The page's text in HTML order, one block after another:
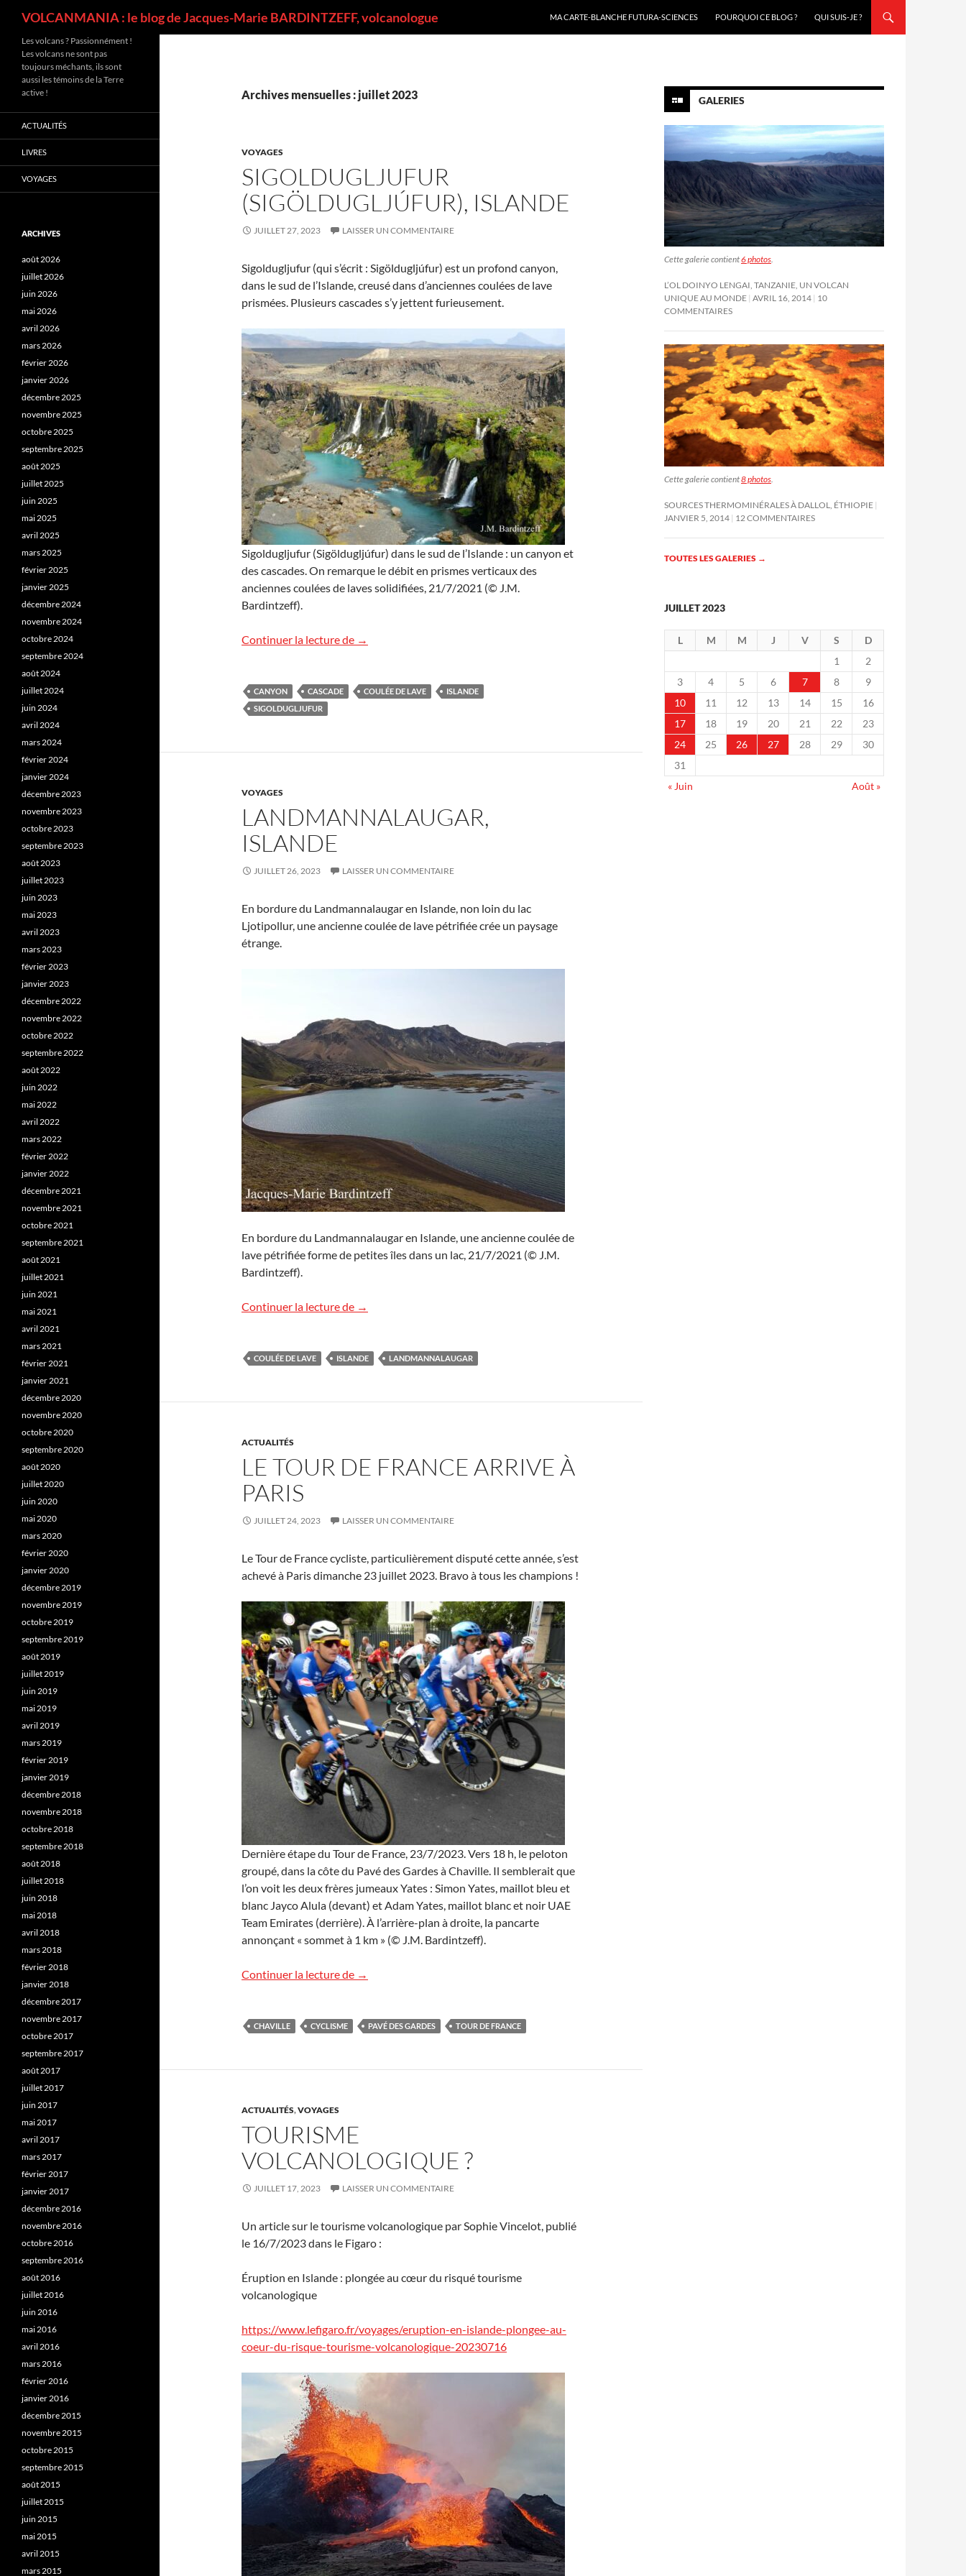
VOLCANMANIA : le blog de Jacques-Marie BARDINTZEFF, volcanologue
MA CARTE-BLANCHE FUTURA-SCIENCES
POURQUOI CE BLOG ? QUI SUIS-JE ?
Archives mensuelles : juillet 2023
VOYAGES
SIGOLDUGLJUFUR
(SIGÖLDUGLJÚFUR), ISLANDE
JUILLET 27, 2023 LAISSER UN COMMENTAIRE
Sigoldugljufur (qui s’écrit : Sigöldugljúfur) est un profond canyon,
dans le sud de l’Islande, creusé dans d’anciennes coulées de lave
prismées. Plusieurs cascades s’y jettent furieusement.
Sigoldugljufur (Sigöldugljúfur) dans le sud de l’Islande : un canyon et
des cascades. On remarque le débit en prismes verticaux des
anciennes coulées de laves solidifiées, 21/7/2021 (© J.M.
Bardintzeff).
Continuer la lecture de Sigoldugljufur (Sigöldugljúfur), Islande
→
CANYON CASCADE COULÉE DE LAVE
ISLANDE
SIGOLDUGLJUFUR
VOYAGES
LANDMANNALAUGAR,
ISLANDE
JUILLET 26, 2023 LAISSER UN COMMENTAIRE
En bordure du Landmannalaugar en Islande, non loin du lac
Ljotipollur, une ancienne coulée de lave pétrifiée crée un paysage
étrange.
En bordure du Landmannalaugar en Islande, une ancienne coulée de
lave pétrifiée forme de petites îles dans un lac, 21/7/2021 (© J.M.
Bardintzeff).
Continuer la lecture de Landmannalaugar, Islande
→
COULÉE DE LAVE ISLANDE LANDMANNALAUGAR
ACTUALITÉS
LE TOUR DE FRANCE ARRIVE À
PARIS
JUILLET 24, 2023 LAISSER UN COMMENTAIRE
Le Tour de France cycliste, particulièrement disputé cette année, s’est
achevé à Paris dimanche 23 juillet 2023. Bravo à tous les champions !
Dernière étape du Tour de France, 23/7/2023. Vers 18 h, le peloton
groupé, dans la côte du Pavé des Gardes à Chaville. Il semblerait que
l’on voit les deux frères jumeaux Yates : Simon Yates, maillot bleu et
blanc Jayco Alula (devant) et Adam Yates, maillot blanc et noir UAE
Team Emirates (derrière). À l’arrière-plan à droite, la pancarte
annonçant « sommet à 1 km » (© J.M. Bardintzeff).
Continuer la lecture de Le Tour de France arrive à Paris
→
CHAVILLE CYCLISME PAVÉ DES GARDES TOUR DE FRANCE
ACTUALITÉS,VOYAGES
TOURISME
VOLCANOLOGIQUE ?
JUILLET 17, 2023 LAISSER UN COMMENTAIRE
Un article sur le tourisme volcanologique par Sophie Vincelot, publié
le 16/7/2023 dans le Figaro :
Éruption en Islande : plongée au cœur du risqué tourisme
volcanologique
https://www.lefigaro.fr/voyages/eruption-en-islande-plongee-au-
coeur-du-risque-tourisme-volcanologique-20230716
GALERIES
Cette galerie contient6 photos.
L’OL DOINYO LENGAI, TANZANIE, UN VOLCAN
UNIQUE AU MONDE AVRIL 16, 2014 10
COMMENTAIRES
Cette galerie contient8 photos
SOURCES THERMOMINÉRALES À DALLOL, ÉTHIOPIE
JANVIER 5, 2014 12 COMMENTAIRES
TOUTES LES GALERIES →
JUILLET 2023
L M M J V S
D
1
2
3
4 5 6 7 8
9
10
11 12 13 14 15
16
17
18 19 20 21 22
23
24
25 26 27 28 29
30
31
« Juin
Août »
Les volcans ? Passionnément !
Les volcans ne sont pas
toujours méchants, ils sont
aussi les témoins de la Terre
active !
ACTUALITÉS
LIVRES
VOYAGES
ARCHIVES
août 2026
juillet 2026
juin 2026
mai 2026
avril 2026
mars 2026
février 2026
janvier 2026
décembre 2025
novembre 2025
octobre 2025
septembre 2025
août 2025
juillet 2025
juin 2025
mai 2025
avril 2025
mars 2025
février 2025
janvier 2025
décembre 2024
novembre 2024
octobre 2024
septembre 2024
août 2024
juillet 2024
juin 2024
avril 2024
mars 2024
février 2024
janvier 2024
décembre 2023
novembre 2023
octobre 2023
septembre 2023
août 2023
juillet 2023
juin 2023
mai 2023
avril 2023
mars 2023
février 2023
janvier 2023
décembre 2022
novembre 2022
octobre 2022
septembre 2022
août 2022
juin 2022
mai 2022
avril 2022
mars 2022
février 2022
janvier 2022
décembre 2021
novembre 2021
octobre 2021
septembre 2021
août 2021
juillet 2021
juin 2021
mai 2021
avril 2021
mars 2021
février 2021
janvier 2021
décembre 2020
novembre 2020
octobre 2020
septembre 2020
août 2020
juillet 2020
juin 2020
mai 2020
mars 2020
février 2020
janvier 2020
décembre 2019
novembre 2019
octobre 2019
septembre 2019
août 2019
juillet 2019
juin 2019
mai 2019
avril 2019
mars 2019
février 2019
janvier 2019
décembre 2018
novembre 2018
octobre 2018
septembre 2018
août 2018
juillet 2018
juin 2018
mai 2018
avril 2018
mars 2018
février 2018
janvier 2018
décembre 2017
novembre 2017
octobre 2017
septembre 2017
août 2017
juillet 2017
juin 2017
mai 2017
avril 2017
mars 2017
février 2017
janvier 2017
décembre 2016
novembre 2016
octobre 2016
septembre 2016
août 2016
juillet 2016
juin 2016
mai 2016
avril 2016
mars 2016
février 2016
janvier 2016
décembre 2015
novembre 2015
octobre 2015
septembre 2015
août 2015
juillet 2015
juin 2015
mai 2015
avril 2015
mars 2015